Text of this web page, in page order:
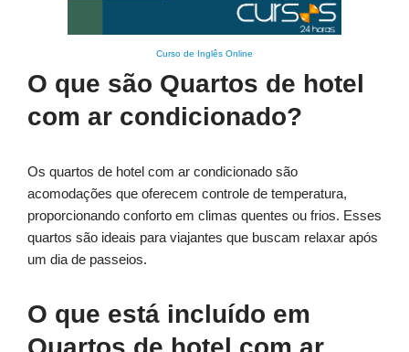
Curso de Inglês Online
O que são Quartos de hotel
com ar condicionado?
Os quartos de hotel com ar condicionado são
acomodações que oferecem controle de temperatura,
proporcionando conforto em climas quentes ou frios. Esses
quartos são ideais para viajantes que buscam relaxar após
um dia de passeios.
O que está incluído em